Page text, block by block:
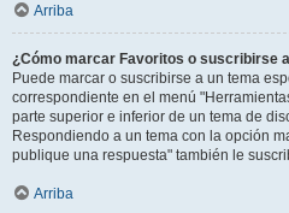
Arriba
¿Cómo marcar Favoritos o suscribirse
Puede marcar o suscribirse a un tema
correspondiente en el menú
parte superior e inferior de un tema de
Respondiendo a un tema con la opción
publique una respuesta" también le
Arriba